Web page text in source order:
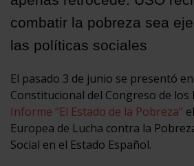
combatir la pobreza sea
las políticas sociales
El pasado 3 de junio se presentó
Constitucional del Congreso de los
Informe “El Estado de la Pobreza”
Europea de Lucha contra la
Social en el Estado Español.